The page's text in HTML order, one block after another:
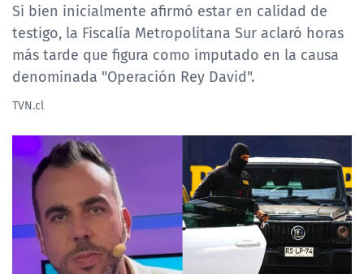
TVN PLAY
PROGRAMAS
NTV
ACTUALIDAD Y TENDENCIAS
CORPORATIVO Y TRANSPARENCIA
Si bien inicialmente afirmó estar en calidad de
testigo, la Fiscalía Metropolitana Sur aclaró horas
más tarde que figura como imputado en la causa
denominada "Operación Rey David".
TVN.cl